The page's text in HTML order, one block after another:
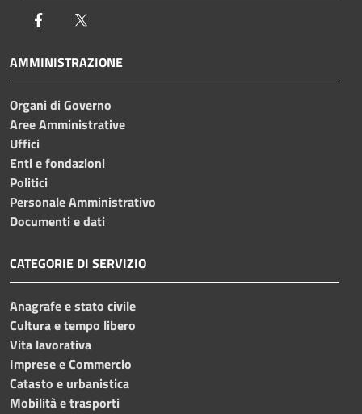
Facebook
AMMINISTRAZIONE
Organi di Governo
Aree Amministrative
Uffici
Enti e fondazioni
Politici
Personale Amministrativo
Documenti e dati
CATEGORIE DI SERVIZIO
Anagrafe e stato civile
Cultura e tempo libero
Vita lavorativa
Imprese e Commercio
Catasto e urbanistica
Mobilità e trasporti